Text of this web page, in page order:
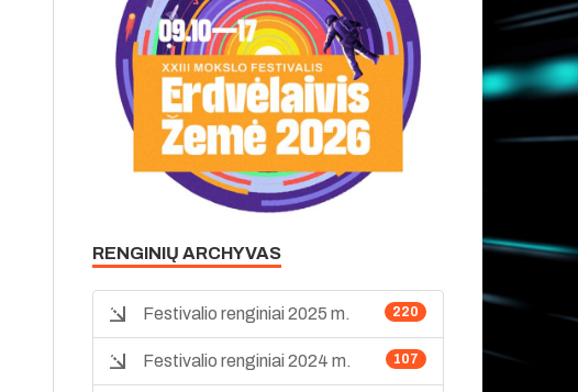
RENGINIŲ ARCHYVAS
220
Festivalio renginiai 2025 m.
107
Festivalio renginiai 2024 m.